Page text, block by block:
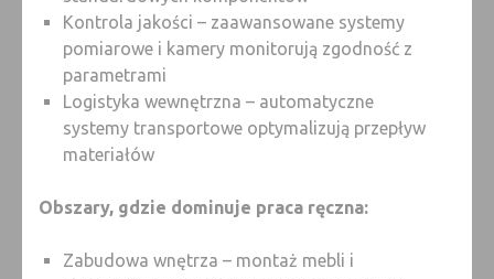
Kontrola jakości – zaawansowane systemy
pomiarowe i kamery monitorują zgodność z
parametrami
Logistyka wewnętrzna – automatyczne
systemy transportowe optymalizują przepływ
materiałów
Obszary, gdzie dominuje praca ręczna:
Zabudowa wnętrza – montaż mebli i